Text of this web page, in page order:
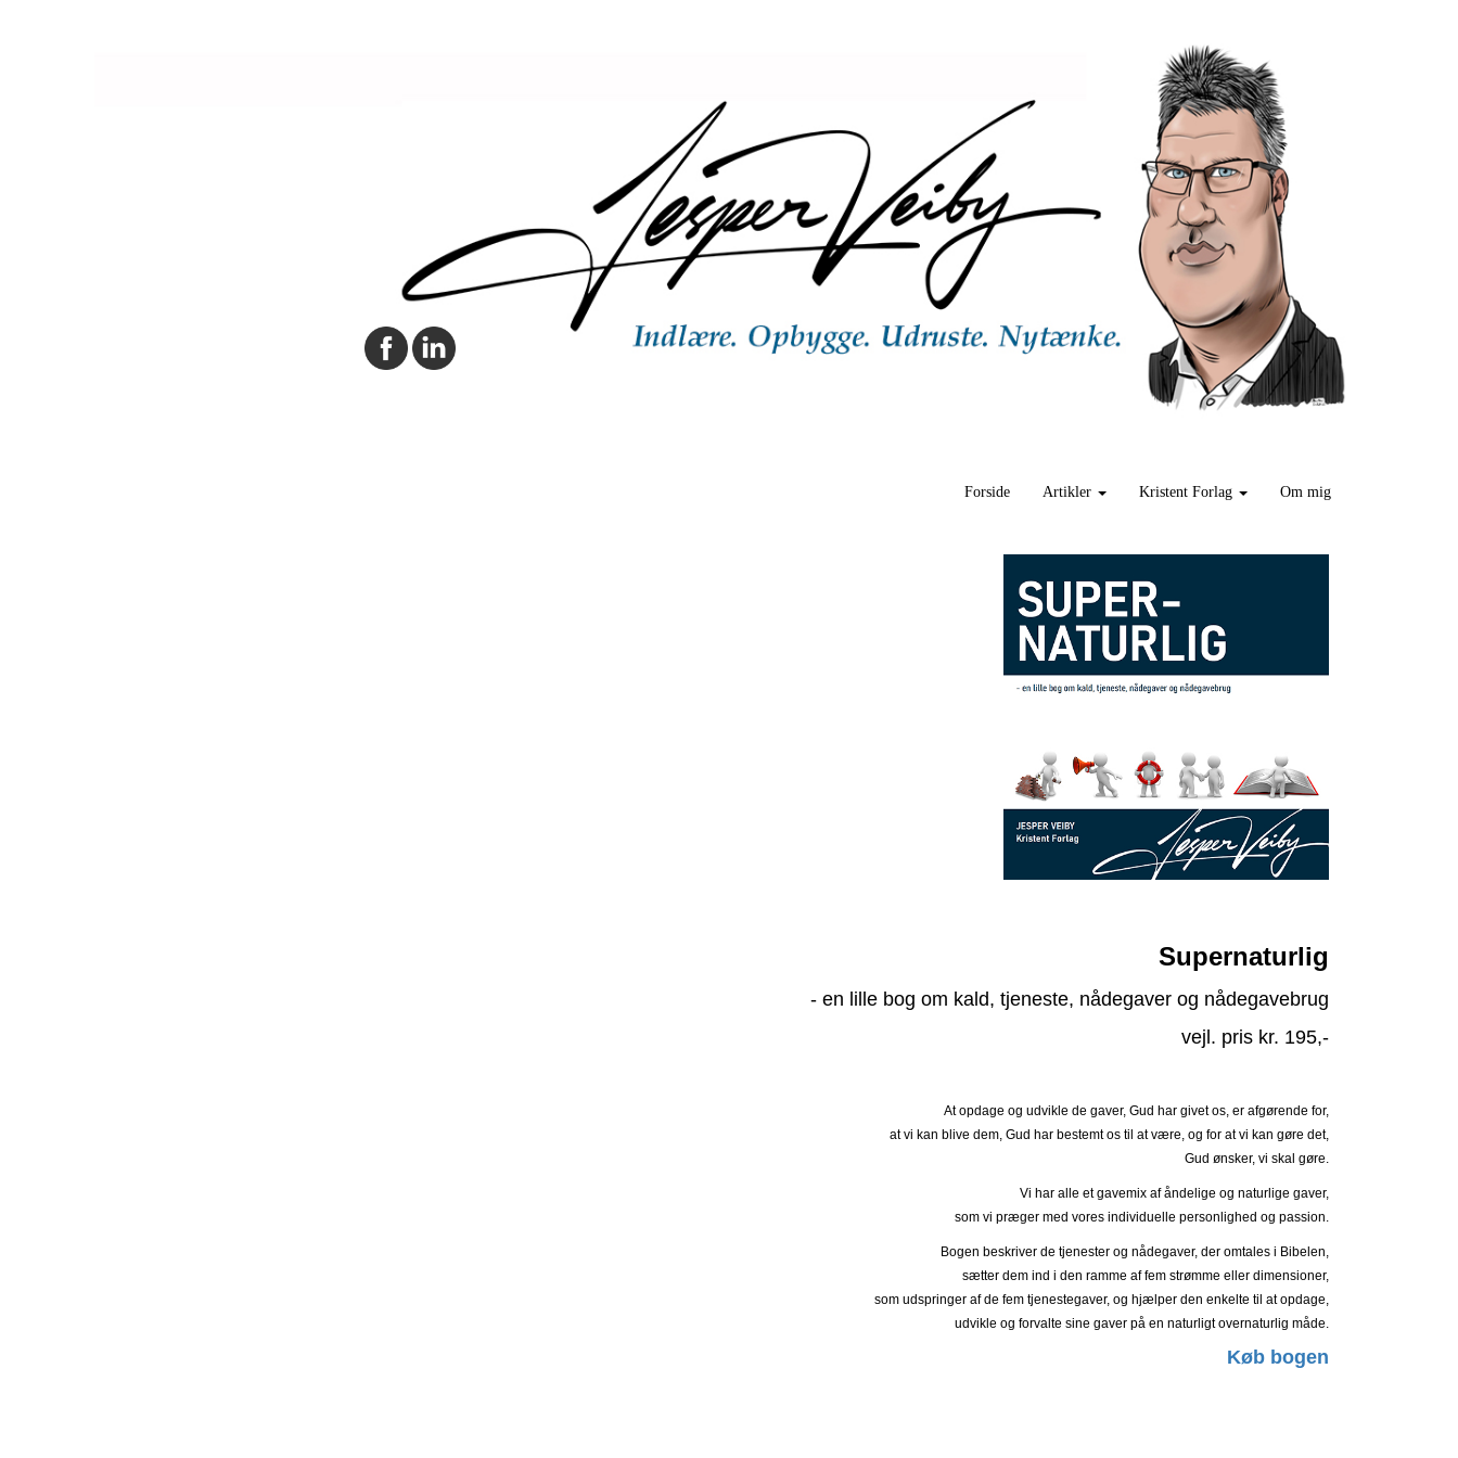
Forside Artikler Kristent Forlag Om mig
Supernaturlig
- en lille bog om kald, tjeneste, nådegaver og nådegavebrug
vejl. pris kr. 195,-
At opdage og udvikle de gaver, Gud har givet os, er afgørende for,
at vi kan blive dem, Gud har bestemt os til at være, og for at vi kan gøre det,
Gud ønsker, vi skal gøre.
Vi har alle et gavemix af åndelige og naturlige gaver,
som vi præger med vores individuelle personlighed og passion.
Bogen beskriver de tjenester og nådegaver, der omtales i Bibelen,
sætter dem ind i den ramme af fem strømme eller dimensioner,
som udspringer af de fem tjenestegaver, og hjælper den enkelte til at opdage,
udvikle og forvalte sine gaver på en naturligt overnaturlig måde.
Køb bogen